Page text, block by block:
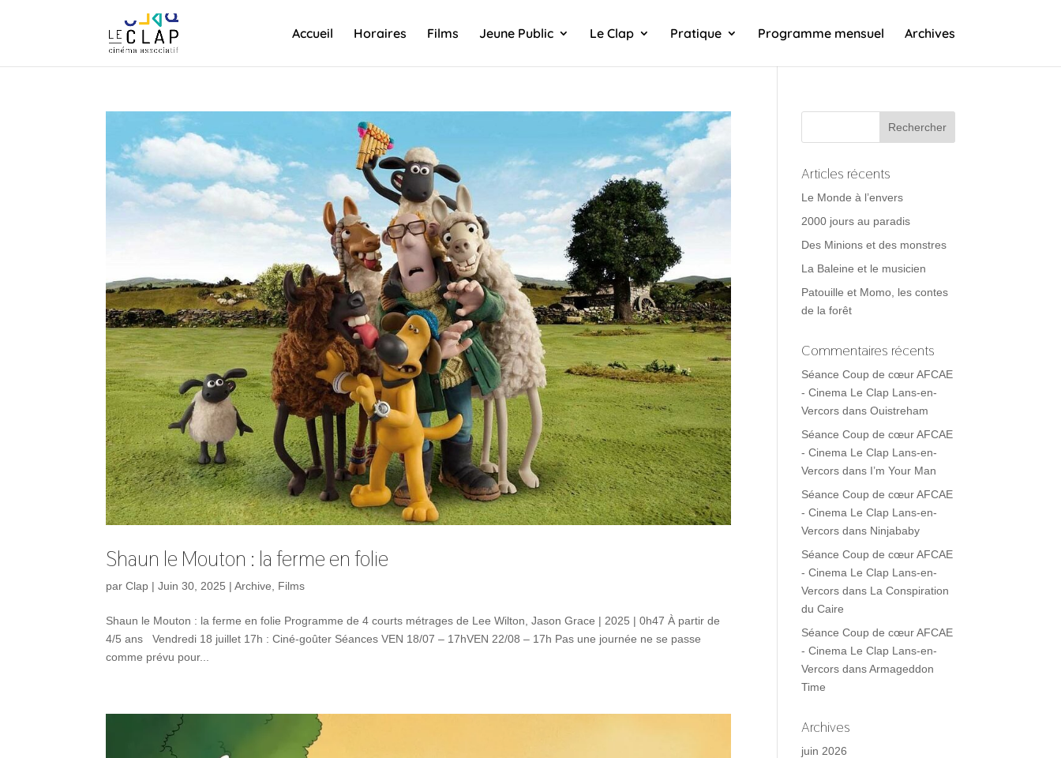
Accueil Horaires Films Jeune Public Le Clap Pratique Programme mensuel Archives
Shaun le Mouton : la ferme en folie
parClap |Juin 30, 2025 |Archive, Films
Shaun le Mouton : la ferme en folie Programme de 4 courts métrages de Lee Wilton, Jason Grace | 2025 | 0h47 À partir de
4/5 ans Vendredi 18 juillet 17h : Ciné-goûter Séances VEN 18/07 – 17hVEN 22/08 – 17h Pas une journée ne se passe
comme prévu pour...
Articles récents
Le Monde à l’envers
2000 jours au paradis
Des Minions et des monstres
La Baleine et le musicien
Patouille et Momo, les contes
de la forêt
Commentaires récents
Séance Coup de cœur AFCAE
- Cinema Le Clap Lans-en-
Vercors dansOuistreham
Séance Coup de cœur AFCAE
- Cinema Le Clap Lans-en-
Vercors dans I’m Your Man
Séance Coup de cœur AFCAE
- Cinema Le Clap Lans-en-
Vercors dans Ninjababy
Séance Coup de cœur AFCAE
- Cinema Le Clap Lans-en-
Vercors dans La Conspiration
du Caire
Séance Coup de cœur AFCAE
- Cinema Le Clap Lans-en-
Vercors dansArmageddon
Time
Archives
juin 2026